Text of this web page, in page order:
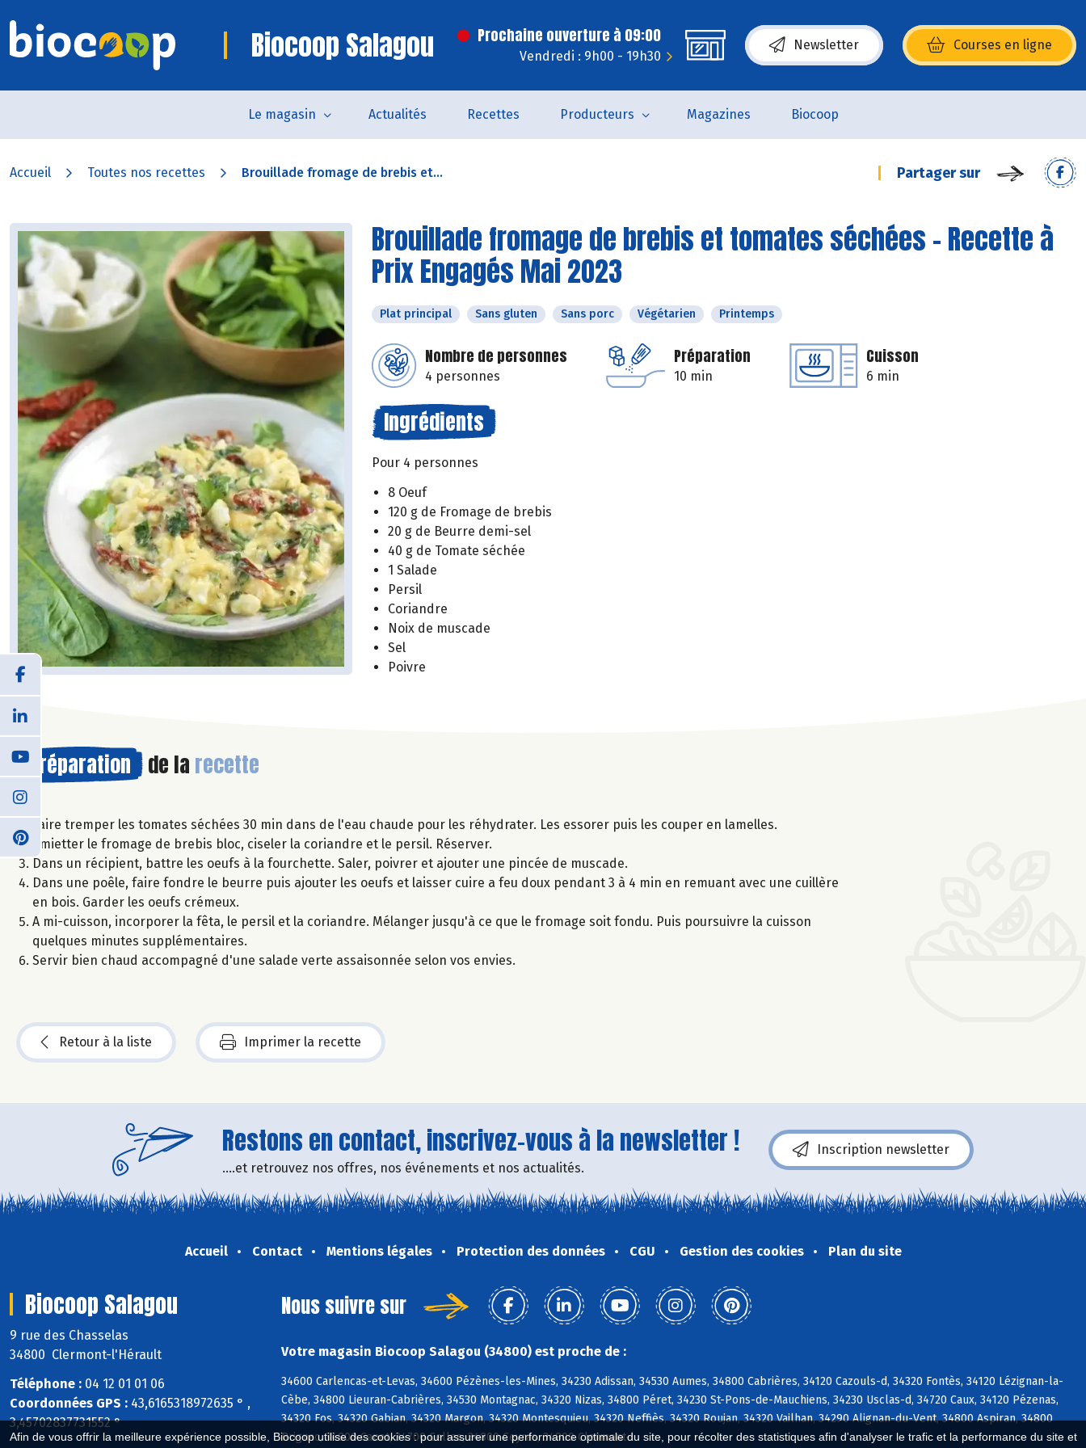
Afin de vous offrir la meilleure expérience possible, Biocoop utilise des cookies : pour assurer une performance optimale du site, pour récolter des statistiques afin d'analyser le trafic et la performance du site et
Biocoop Salagou Prochaine ouverture à 09:00
Vendredi : 9h00 - 19h30
Newsletter Courses en ligne
(s’ouvre dans une nouvelle fenêtre)
Le magasin Actualités Recettes Producteurs Magazines Biocoop
Accueil Toutes nos recettes Brouillade fromage de brebis et... Partager sur
Brouillade fromage de brebis et tomates séchées - Recette à
Prix Engagés Mai 2023
Plat principal Sans gluten Sans porc Végétarien Printemps
Nombre de personnes
4 personnes
Préparation
10 min
Cuisson
6 min
Ingrédients
Pour 4 personnes
8 Oeuf
120 g de Fromage de brebis
20 g de Beurre demi-sel
40 g de Tomate séchée
1 Salade
Persil
Coriandre
Noix de muscade
Sel
Poivre
Préparation de la recette
Faire tremper les tomates séchées 30 min dans de l'eau chaude pour les réhydrater. Les essorer puis les couper en lamelles.
Émietter le fromage de brebis bloc, ciseler la coriandre et le persil. Réserver.
Dans un récipient, battre les oeufs à la fourchette. Saler, poivrer et ajouter une pincée de muscade.
Dans une poêle, faire fondre le beurre puis ajouter les oeufs et laisser cuire a feu doux pendant 3 à 4 min en remuant avec une cuillère
en bois. Garder les oeufs crémeux.
A mi-cuisson, incorporer la fêta, le persil et la coriandre. Mélanger jusqu'à ce que le fromage soit fondu. Puis poursuivre la cuisson
quelques minutes supplémentaires.
Servir bien chaud accompagné d'une salade verte assaisonnée selon vos envies.
Retour à la liste Imprimer la recette
Restons en contact, inscrivez-vous à la newsletter !
....et retrouvez nos offres, nos événements et nos actualités.
Inscription newsletter
Accueil Contact Mentions légales Protection des données CGU Gestion des cookies Plan du site
Biocoop Salagou
9 rue des Chasselas
34800 Clermont-l'Hérault
Téléphone : 04 12 01 01 06
Coordonnées GPS : 43,6165318972635 ° ,
3,45702837731552 °
Nous suivre sur
Votre magasin Biocoop Salagou (34800) est proche de :
34600 Carlencas-et-Levas, 34600 Pézènes-les-Mines, 34230 Adissan, 34530 Aumes, 34800 Cabrières, 34120 Cazouls-d, 34320 Fontès, 34120 Lézignan-la-
Cèbe, 34800 Lieuran-Cabrières, 34530 Montagnac, 34320 Nizas, 34800 Péret, 34230 St-Pons-de-Mauchiens, 34230 Usclas-d, 34720 Caux, 34120 Pézenas,
34320 Fos, 34320 Gabian, 34320 Margon, 34320 Montesquieu, 34320 Neffiès, 34320 Roujan, 34320 Vailhan, 34290 Alignan-du-Vent, 34800 Aspiran, 34800
Brignac, 34800 Canet, 34700 Celles, 34800 Ceyras, 34800 Clermont-l